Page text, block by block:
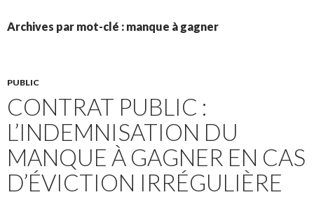
Archives par mot-clé : manque à gagner
PUBLIC
CONTRAT PUBLIC :
L’INDEMNISATION DU
MANQUE À GAGNER EN CAS
D’ÉVICTION IRRÉGULIÈRE